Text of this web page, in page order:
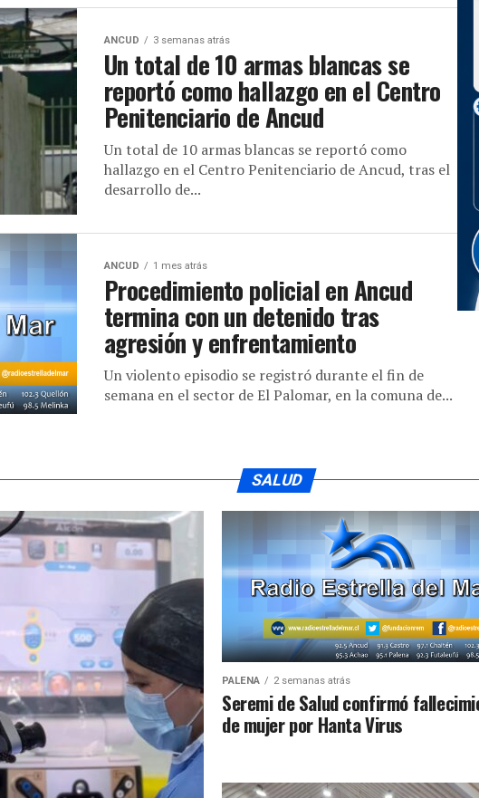
ANCUD 3 semanas atrás
Un total de 10 armas blancas se
reportó como hallazgo en el Centro
Penitenciario de Ancud
Un total de 10 armas blancas se reportó como
hallazgo en el Centro Penitenciario de Ancud, tras el
desarrollo de...
ANCUD 1 mes atrás
Procedimiento policial en Ancud
termina con un detenido tras
agresión y enfrentamiento
Un violento episodio se registró durante el fin de
semana en el sector de El Palomar, en la comuna de...
SALUD
PALENA 2 semanas atrás
Seremi de Salud confirmó
de mujer por Hanta Virus